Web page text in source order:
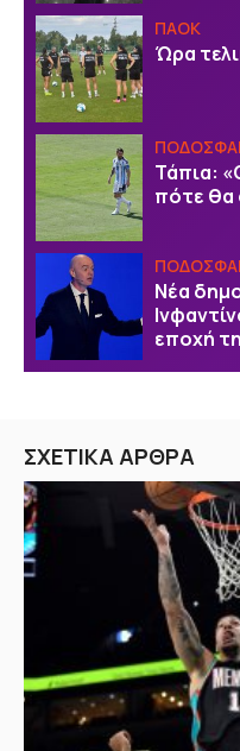
ΠΑΟΚ
Ώρα
Τάπια:
πότε θα
Νέα
εποχή
ΣΧΕΤΙΚΑ ΑΡΘΡΑ